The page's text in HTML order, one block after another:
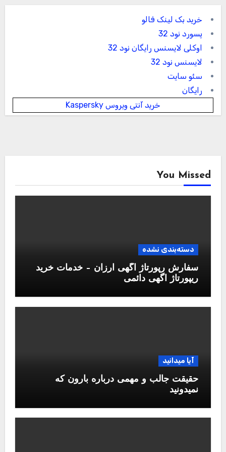
خرید بک لینک فالو
پسورد نود 32
اوکلی لایسنس رایگان نود 32
لایسنس نود 32
سئو سایت
رایگان
خرید آنتی ویروس Kaspersky
You Missed
دسته‌بندی نشده
سفارش رپورتاژ آگهی ارزان – خدمات خرید
ریپورتاژ اگهی دائمی
آیا میدانید
حقیقت جالب و مهمی درباره بارون که
نمیدونید